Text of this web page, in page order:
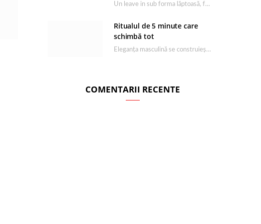
Un leave in sub forma lăptoasă, fără clătire care completează rutina Ultimate Smooth și transformă…
Ritualul de 5 minute care
schimbă tot
Eleganța masculină se construiește dimineața, în câteva minute și cu produsele potrivite. O rutină de…
COMENTARII RECENTE